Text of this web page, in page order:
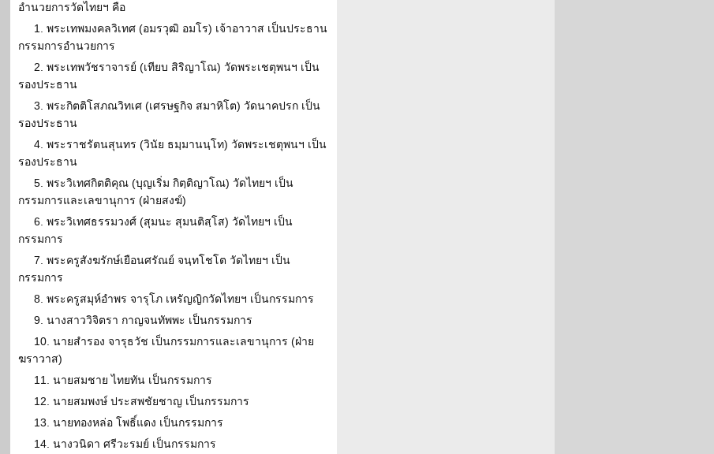
อำนวยการวัดไทยฯ คือ
1. พระเทพมงคลวิเทศ (อมรวุฒิ อมโร) เจ้าอาวาส เป็นประธาน
กรรมการอำนวยการ
2. พระเทพวัชราจารย์ (เทียบ สิริญาโณ) วัดพระเชตุพนฯ เป็น
รองประธาน
3. พระกิตติโสภณวิทเศ (เศรษฐกิจ สมาหิโต) วัดนาคปรก เป็น
รองประธาน
4. พระราชรัตนสุนทร (วินัย ธมฺมานนฺโท) วัดพระเชตุพนฯ เป็น
รองประธาน
5. พระวิเทศกิตติคุณ (บุญเริ่ม กิตฺติญาโณ) วัดไทยฯ เป็น
กรรมการและเลขานุการ (ฝ่ายสงฆ์)
6. พระวิเทศธรรมวงศ์ (สุมนะ สุมนติสฺโส) วัดไทยฯ เป็น
กรรมการ
7. พระครูสังฆรักษ์เยือนศรัณย์ จนฺทโชโต วัดไทยฯ เป็น
กรรมการ
8. พระครูสมุห์อำพร จารุโภ เหรัญญิกวัดไทยฯ เป็นกรรมการ
9. นางสาววิจิตรา กาญจนทัพพะ เป็นกรรมการ
10. นายสำรอง จารุธวัช เป็นกรรมการและเลขานุการ (ฝ่าย
ฆราวาส)
11. นายสมชาย ไทยทัน เป็นกรรมการ
12. นายสมพงษ์ ประสพชัยชาญ เป็นกรรมการ
13. นายทองหล่อ โพธิ์แดง เป็นกรรมการ
14. นางวนิดา ศรีวะรมย์ เป็นกรรมการ